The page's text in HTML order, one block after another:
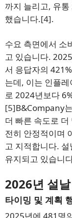
까지 늘리고, 유
했습니다.[4].
수요 측면에서 소
고 있습니다.
서 응답자의
는데, 이는 인플
로 2024년보다
[5]B&Company
더 빠른 속도로
전히 안정적이며
고 지적합니다.
유지되고 있습니
2026년 설
타이밍 및 계획